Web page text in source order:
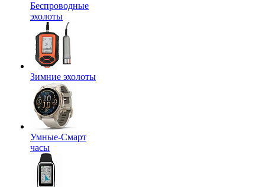
Беспроводные
эхолоты
Зимние эхолоты
Умные-Смарт
часы